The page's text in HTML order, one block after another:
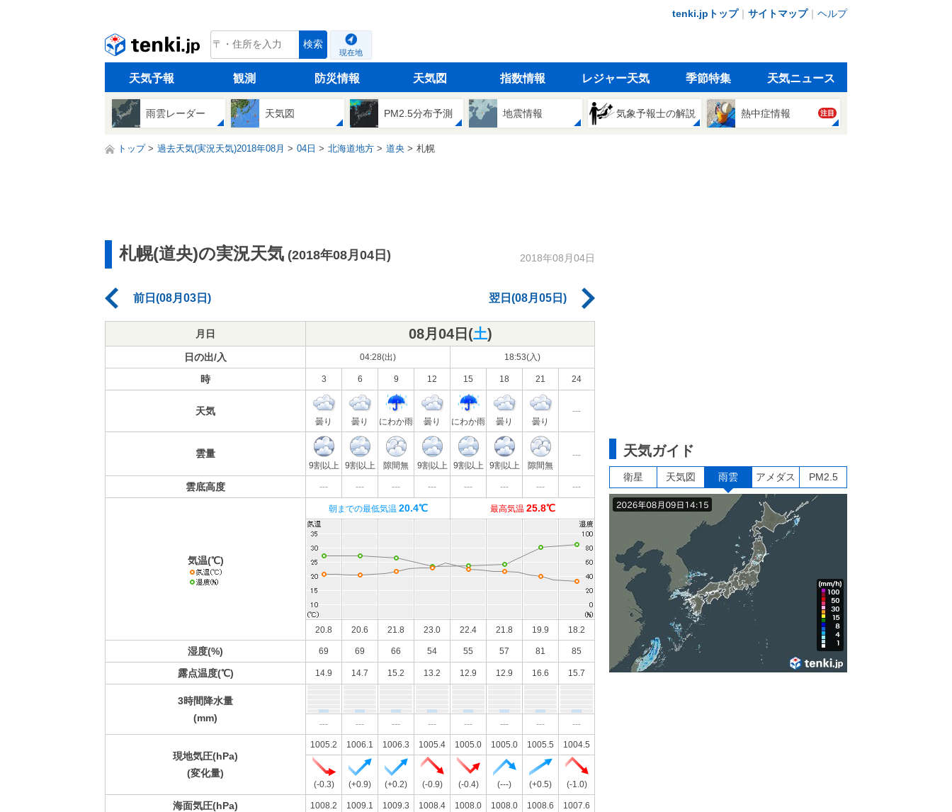
tenki.jpトップ｜ サイトマップ｜ ヘルプ
tenki.jp 検索
現在地
天気予報 観測 防災情報 天気図 指数情報 レジャー天気 季節特集 天気ニュース
雨雲レーダー 天気図 PM2.5分布予測 地震情報 気象予報士の解説 熱中症情報 注目
トップ 過去天気(実況天気)2018年08月 04日 北海道地方 道央 札幌
札幌(道央)の実況天気 (2018年08月04日) 2018年08月04日
前日(08月03日) 翌日(08月05日)
月日 08月04日(土)
日の出/入 04:28(出) 18:53(入)
時 3 6 9 12 15 18 21 24
天気
曇り 曇り にわか雨 曇り にわか雨 曇り 曇り
---
雲量
9割以上 9割以上 隙間無 9割以上 9割以上 9割以上 隙間無
---
雲底高度 --- --- --- --- --- --- --- ---
気温(℃)
朝までの最低気温 20.4℃ 最高気温 25.8℃
20.8 20.6 21.8 23.0 22.4 21.8 19.9 18.2
湿度(%) 69 69 66 54 55 57 81 85
露点温度(℃) 14.9 14.7 15.2 13.2 12.9 12.9 16.6 15.7
3時間降水量
(mm)
--- --- --- --- --- --- --- ---
現地気圧(hPa)
(変化量)
1005.2 1006.1 1006.3 1005.4 1005.0 1005.0 1005.5 1004.5
(-0.3) (+0.9) (+0.2) (-0.9) (-0.4) (---) (+0.5) (-1.0)
海面気圧(hPa) 1008.2 1009.1 1009.3 1008.4 1008.0 1008.0 1008.6 1007.6
天気ガイド
衛星 天気図 雨雲 アメダス PM2.5